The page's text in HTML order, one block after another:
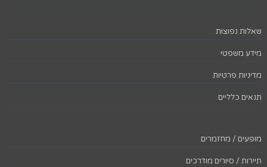
שאלות נפוצות
מידע משפטי
מדיניות פרטיות
תנאים כלליים
מופעים / מחזמרים
תיירות / סיורים מודרכים